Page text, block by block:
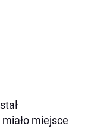
miejsce